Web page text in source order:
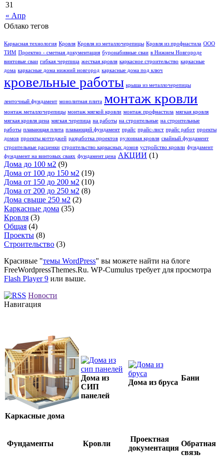
« Апр
31
Облако тегов
Каркасная технология Кровля Кровля из металлочерепицы Кровля из профнастила ООО
ТИМ Проектно - сметная документация буронабивные сваи в Нижнем Новгороде
винтовые сваи гибкая черепица жесткая кровля каркасное строительство каркасные
дома каркасные дома нижний новгород каркасные дома под ключ
кровельные работы крыша из металлочерепицы
ленточный фундамент монолитная плита монтаж кровли
монтаж металлочерепицы монтаж мягкой кровли монтаж профнастила мягкая кровля
мягкая кровля цена мягкая черепица на работы на строительные на строительные
работы плавающая плита плавающий фундамент прайс прайс-лист прайс работ проекты
домов проекты коттеджей разработка проектов рулонная кровля свайный фундамент
строительные расценки строительство каркасных домов устройство кровли фундамент
фундамент на винтовых сваях фундамент цена АКЦИИ (1)
Дома до 100 м2 (9)
Дома от 100 до 150 м2 (19)
Дома от 150 до 200 м2 (10)
Дома от 200 до 250 м2 (8)
Дома свыше 250 м2 (2)
Каркасные дома (35)
Кровля (3)
Общая (4)
Проекты (8)
Строительство (3)
Красивые "темы WordPress" вы можете найти на блоге
FreeWordpressThemes.Ru. WP-Cumulus требует для просмотра
Flash Player 9 или выше.
Новости
Навигация
Каркасные дома
Дома из
СИП
панелей
Дома из бруса
Бани
Фундаменты Кровли
Проектная
документация
Обратная
связь